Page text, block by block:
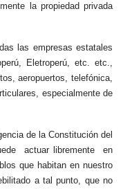
la propiedad privada
las empresas estatales
Eletroperú, etc. etc.,
aeropuertos, telefónica,
especialmente de
de la Constitución del
actuar libremente en
que habitan en nuestro
a tal punto, que no